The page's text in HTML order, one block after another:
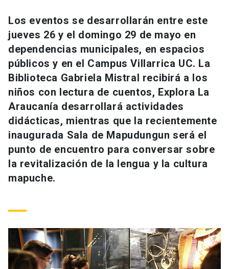
Información para keyboard_arrow_down
Futuros estudiantes
Estudiantes
Académicos
Personal
Alumni launch
Padres y familia
Vecinos
Go to english site launch
ACCESOS DIRECTOS
Admisión launch
Correo UC launch
Mi Portal UC
Los eventos se desarrollarán entre este
jueves 26 y el domingo 29 de mayo en
dependencias municipales, en espacios
públicos y en el Campus Villarrica UC. La
Biblioteca Gabriela Mistral recibirá a los
niños con lectura de cuentos, Explora La
Araucanía desarrollará actividades
didácticas, mientras que la recientemente
inaugurada Sala de Mapudungun será el
punto de encuentro para conversar sobre
la revitalización de la lengua y la cultura
mapuche.